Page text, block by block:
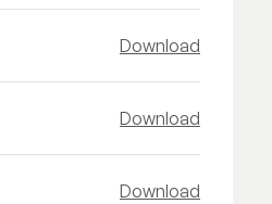
Download
Download
Download